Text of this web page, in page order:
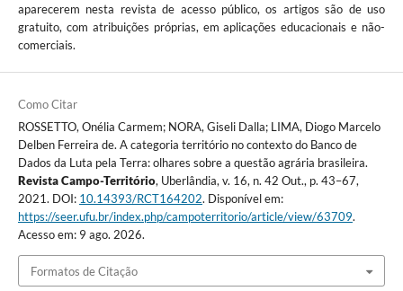
aparecerem nesta revista de acesso público, os artigos são de uso
gratuito, com atribuições próprias, em aplicações educacionais e não-
comerciais.
Como Citar
ROSSETTO, Onélia Carmem; NORA, Giseli Dalla; LIMA, Diogo Marcelo
Delben Ferreira de. A categoria território no contexto do Banco de
Dados da Luta pela Terra: olhares sobre a questão agrária brasileira.
Revista Campo-Território, Uberlândia, v. 16, n. 42 Out., p. 43–67,
2021. DOI: 10.14393/RCT164202. Disponível em:
https://seer.ufu.br/index.php/campoterritorio/article/view/63709.
Acesso em: 9 ago. 2026.
Formatos de Citação